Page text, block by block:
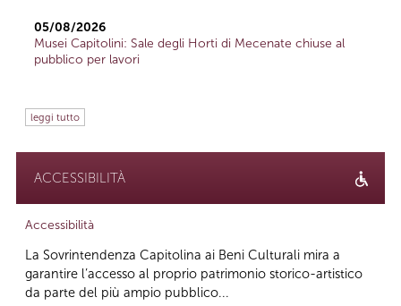
05/08/2026
Musei Capitolini: Sale degli Horti di Mecenate chiuse al
pubblico per lavori
leggi tutto
ACCESSIBILITÀ
Accessibilità
La Sovrintendenza Capitolina ai Beni Culturali mira a
garantire l’accesso al proprio patrimonio storico-artistico
da parte del più ampio pubblico...